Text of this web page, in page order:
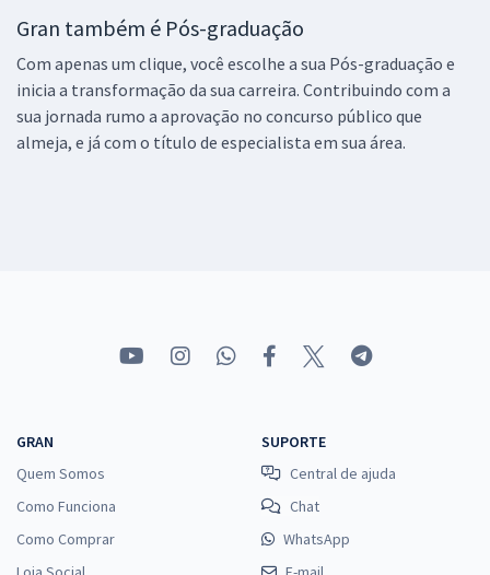
Gran também é Pós-graduação
Com apenas um clique, você escolhe a sua Pós-graduação e
inicia a transformação da sua carreira. Contribuindo com a
sua jornada rumo a aprovação no concurso público que
almeja, e já com o título de especialista em sua área.
GRAN
Quem Somos
Como Funciona
Como Comprar
SUPORTE
Central de ajuda
Chat
WhatsApp